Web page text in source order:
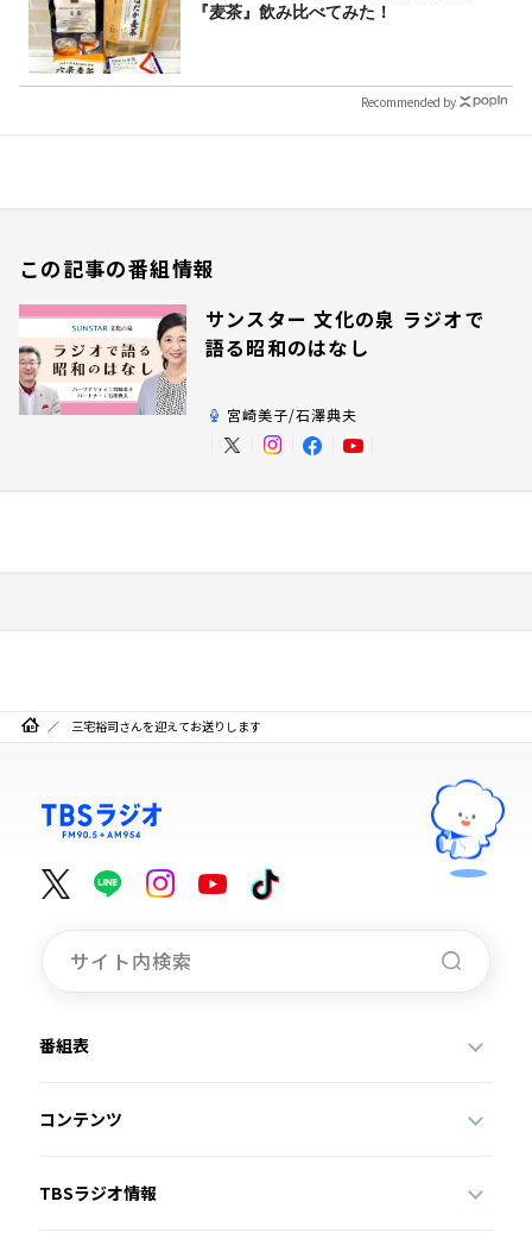
『麦茶』飲み比べてみた！
Recommended by
この記事の番組情報
サンスター 文化の泉 ラジオで
語る昭和のはなし
宮崎美子/石澤典夫
三宅裕司さんを迎えてお送りします
番組表
コンテンツ
TBSラジオ情報